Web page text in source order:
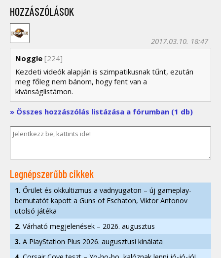
HOZZÁSZÓLÁSOK
Noggle
2017.03.10. 18:47
[224]
Kezdeti videók alapján is szimpatikusnak tűnt, ezután
meg főleg nem bánom, hogy fent van a
kívánságlistámon.
» Összes hozzászólás listázása a fórumban (1 db)
Legnépszerűbb cikkek
1. Őrület és okkultizmus a vadnyugaton – új gameplay-
bemutatót kapott a Guns of Eschaton, Viktor Antonov
utolsó játéka
2. Várható megjelenések – 2026. augusztus
3. A PlayStation Plus 2026. augusztusi kínálata